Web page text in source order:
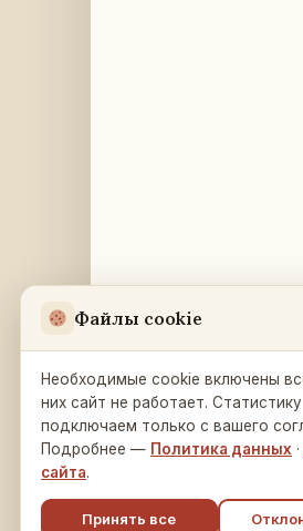
Русский Дом
в Праге
Na Zátorce 16
Файлы cookie
Необходимые cookie включены
них сайт не работает. Статистику
подключаем только с вашего
Подробнее — Политика данных ·
сайта.
Принять все